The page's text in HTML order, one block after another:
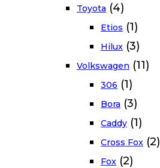
Toyota (4)
Etios (1)
Hilux (3)
Volkswagen (11)
306 (1)
Bora (3)
Caddy (1)
Cross Fox (2)
Fox (2)